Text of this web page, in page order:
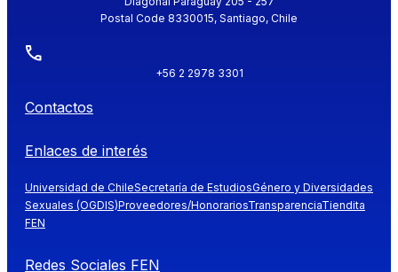
Postal Code 8330015, Santiago, Chile
+56 2 2978 3301
Contactos
Enlaces de interés
Universidad de ChileSecretaría de EstudiosGénero y Diversidades
Sexuales (OGDIS)Proveedores/HonorariosTransparenciaTiendita
FEN
Redes Sociales FEN